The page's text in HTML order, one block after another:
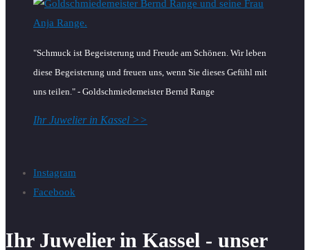
"Schmuck ist Begeisterung und Freude am Schönen. Wir leben
diese Begeisterung und freuen uns, wenn Sie dieses Gefühl mit
uns teilen." - Goldschmiedemeister Bernd Range
Ihr Juwelier in Kassel >>
Instagram
Facebook
Ihr Juwelier in Kassel - unser